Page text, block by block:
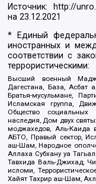
Источник: http://
на23.12.2021
* Единый
иностранных и
соответствии с
террористическими:
Высший военный
Дагестана, База, Асбат
Братья-мусульмане,
Исламская группа,
Общество социальных
наследия, Дом двух
моджахедов, Аль-Каида
АБТО, Правый сектор,
аш-Шам, Народное
Аллаха Субхану уа
Тавхида Валь-Джихад,
исломи,
Хайят Тахрир аш-Шам,